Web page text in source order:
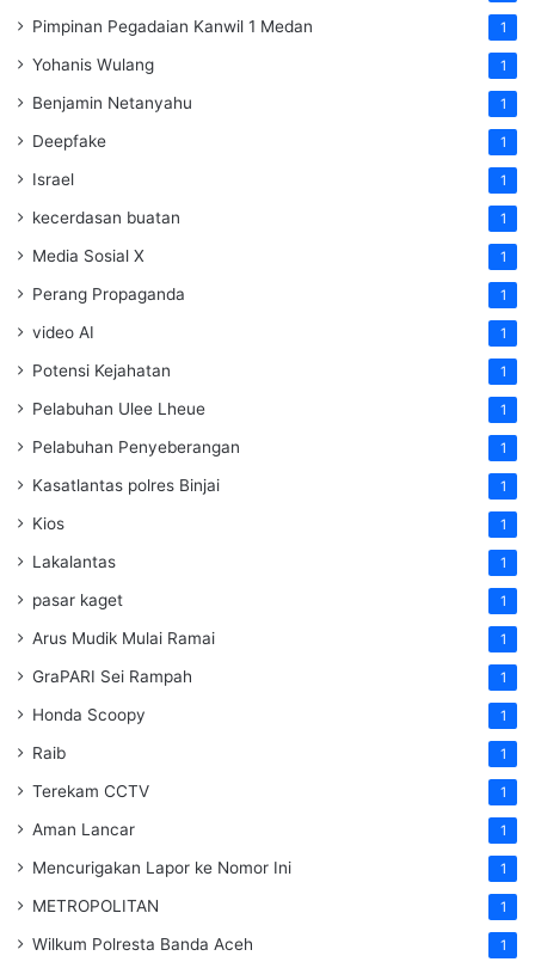
Pimpinan Pegadaian Kanwil 1 Medan 1
Yohanis Wulang 1
Benjamin Netanyahu 1
Deepfake 1
Israel 1
kecerdasan buatan 1
Media Sosial X 1
Perang Propaganda 1
video AI 1
Potensi Kejahatan 1
Pelabuhan Ulee Lheue 1
Pelabuhan Penyeberangan 1
Kasatlantas polres Binjai 1
Kios 1
Lakalantas 1
pasar kaget 1
Arus Mudik Mulai Ramai 1
GraPARI Sei Rampah 1
Honda Scoopy 1
Raib 1
Terekam CCTV 1
Aman Lancar 1
Mencurigakan Lapor ke Nomor Ini 1
METROPOLITAN 1
Wilkum Polresta Banda Aceh 1